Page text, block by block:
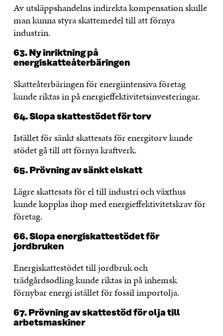
Av utsläppshandelns indirekta kompensation skulle
man kunna styra skattemedel till att förnya
industrin.
63. Ny inriktning på
energiskatteåterbäringen
Skatteåterbäringen för energiintensiva företag
kunde riktas in på energieffektivitetsinvesteringar.
64. Slopa skattestödet för torv
Istället för sänkt skattesats för energitorv kunde
stödet gå till att förnya kraftverk.
65. Prövning av sänkt elskatt
Lägre skattesats för el till industri och växthus
kunde kopplas ihop med energieffektivitetskrav för
företag.
66. Slopa energiskattestödet för
jordbruken
Energiskattestödet till jordbruk och
trädgårdsodling kunde riktas in på inhemsk
förnybar energi istället för fossil importolja.
67. Prövning av skattestöd för olja till
arbetsmaskiner